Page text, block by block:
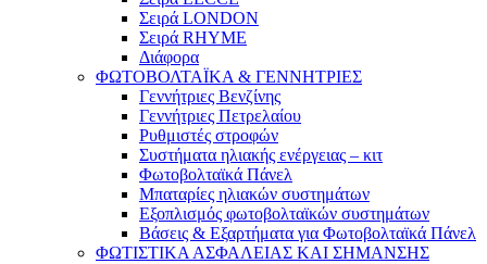
Σειρά LONDON
Σειρά RHYME
Διάφορα
ΦΩΤΟΒΟΛΤΑΪΚΑ & ΓΕΝΝΗΤΡΙΕΣ
Γεννήτριες Βενζίνης
Γεννήτριες Πετρελαίου
Ρυθμιστές στροφών
Συστήματα ηλιακής ενέργειας – κιτ
Φωτοβολταϊκά Πάνελ
Μπαταρίες ηλιακών συστημάτων
Εξοπλισμός φωτοβολταϊκών συστημάτων
Βάσεις & Εξαρτήματα για Φωτοβολταϊκά Πάνελ
ΦΩΤΙΣΤΙΚΑ ΑΣΦΑΛΕΙΑΣ ΚΑΙ ΣΗΜΑΝΣΗΣ